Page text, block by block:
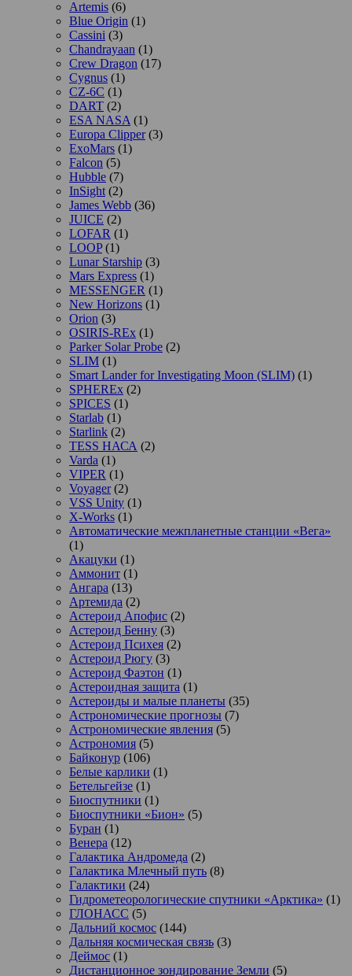
Artemis (6)
Blue Origin (1)
Cassini (3)
Chandrayaan (1)
Crew Dragon (17)
Cygnus (1)
CZ-6C (1)
DART (2)
ESA NASA (1)
Europa Clipper(3)
ExoMars (1)
Falcon (5)
Hubble (7)
InSight (2)
James Webb (36)
JUICE (2)
LOFAR (1)
LOOP(1)
Lunar Starship (3)
Mars Express (1)
MESSENGER (1)
New Horizons (1)
Orion (3)
OSIRIS-REx (1)
Parker Solar Probe (2)
SLIM (1)
Smart Lander for Investigating Moon (SLIM) (1)
SPHEREx (2)
SPICES (1)
Starlab (1)
Starlink (2)
TESS НАСА (2)
Varda (1)
VIPER (1)
Voyager(2)
VSS Unity (1)
X-Works (1)
Автоматические межпланетные станции «Вега»
(1)
Акацуки (1)
Аммонит (1)
Ангара (13)
Артемида (2)
Астероид Апофис (2)
Астероид Бенну (3)
Астероид Психея (2)
Астероид Рюгу (3)
Астероид Фаэтон (1)
Астероидная защита (1)
Астероиды и малые планеты (35)
Астрономические прогнозы (7)
Астрономические явления (5)
Астрономия (5)
Байконур (106)
Белые карлики (1)
Бетельгейзе (1)
Биоспутники (1)
Биоспутники «Бион» (5)
Буран (1)
Венера (12)
Галактика Андромеда (2)
Галактика Млечный путь (8)
Галактики (24)
Гидрометеорологические спутники «Арктика» (1)
ГЛОНАСС (5)
Дальний космос (144)
Дальняя космическая связь (3)
Деймос (1)
Дистанционное зондирование Земли (5)